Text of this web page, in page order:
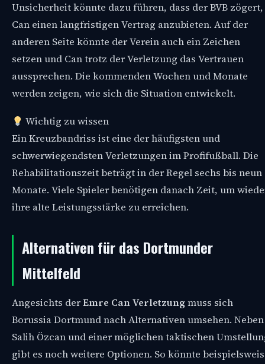
Unsicherheit könnte dazu führen, dass der BVB zögert,
Can einen langfristigen Vertrag anzubieten. Auf der
anderen Seite könnte der Verein auch ein Zeichen
setzen und Can trotz der Verletzung das Vertrauen
aussprechen. Die kommenden Wochen und Monate
werden zeigen, wie sich die Situation entwickelt.
Wichtig zu wissen
Ein Kreuzbandriss ist eine der häufigsten und
schwerwiegendsten Verletzungen im Profifußball. Die
Rehabilitationszeit beträgt in der Regel sechs bis neun
Monate. Viele Spieler benötigen danach Zeit, um
ihre alte Leistungsstärke zu erreichen.
Alternativen für das Dortmunder
Mittelfeld
Angesichts derEmre Can Verletzungmuss sich
Borussia Dortmund nach Alternativen umsehen. Neben
Salih Özcan und einer möglichen taktischen
gibt es noch weitere Optionen. So könnte